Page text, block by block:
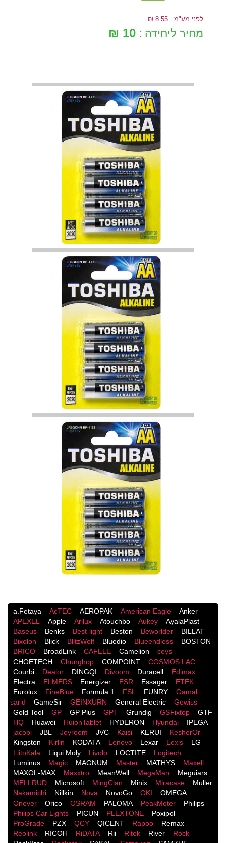
לפני מע"מ : 8.55 ₪
מחיר ליחידה : 10 ₪
a.Fetaya AcTEC AEROPAK American Eagle
Anker
APEXEL
Apple Arilux Atouchbo Aukey
AyalaPlast
Baseus
Benks Best-light Beston Beworlder
BILLAT
Bixolon
Blick BlitzWolf Bluedio Blueendless
BOSTON
BRICO
BroadLink CAFELE Camelion
ceys
CHOETECH
Chunghop COMPOINT
COSMOS LACֹ
Courbi
Dealor DINGQI Divoom Duracell
Edimax
Electra
ELMERS Energizer ESR Essager
ETEK
Eurolux
FineBlue Formula 1 FSL FUNRY
Gamal
sarid
GameSir GEINXURN General Electric
Gewiss
Gold Tool
GP GP Plus GPT Grundig GSFixtop
GTF
HQ
Huawei HuionTablet HYDERON Hyundai
IPEGA
jacobi
JBL Joyroom JVC Kaisi KERUI
KesherOr
Kingston
Kirlin KODATA Lenovo Lexar Lexis
LG
LiitoKala
Liqui Moly Livolo LOCTITE
Logitech
Luminus
Magic MAGNUM Master MATHYS
Maxell
MAXOL-MAX
Maxxtro MeanWell MegaMan
Meguiars
MELLRUD
Microsoft MingClan Minix Miracase
Muller
Nakamichi
Nillkin Nova NovoGo OKI
OMEGA
Onever
Orico OSRAM PALOMA PeakMeter
Philips
Philips Car Lights
PICUN PLEXTONE
Poxipol
ProGrade
PZX QCY QICENT Rapoo
Remax
Reolink
RICOH RiDATA Rii Ritek River
Rock